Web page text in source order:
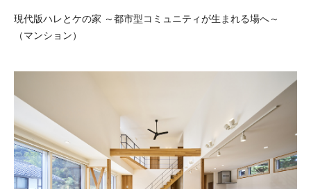
現代版ハレとケの家 ～都市型コミュニティが生まれる場へ～
（マンション）